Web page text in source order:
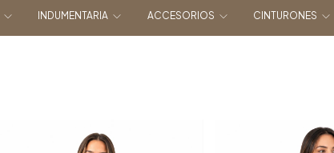
INDUMENTARIA ACCESORIOS CINTURONES